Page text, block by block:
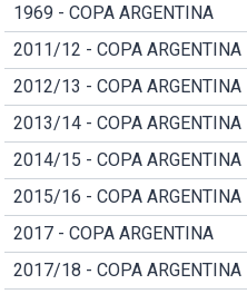
1969 - COPA ARGENTINA
2011/12 - COPA ARGENTINA
2012/13 - COPA ARGENTINA
2013/14 - COPA ARGENTINA
2014/15 - COPA ARGENTINA
2015/16 - COPA ARGENTINA
2017 - COPA ARGENTINA
2017/18 - COPA ARGENTINA